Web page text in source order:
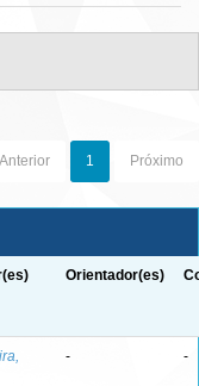
Anterior 1 Próximo
Orientador(es)
- -